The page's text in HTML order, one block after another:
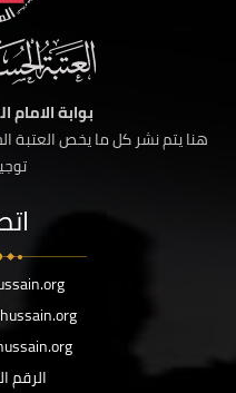
بوابة الامام
هنا يتم نشر كل ما يخص العتبة
الرقم